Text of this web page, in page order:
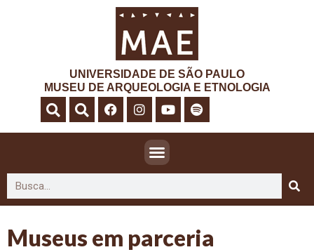
UNIVERSIDADE DE SÃO PAULO
MUSEU DE ARQUEOLOGIA E ETNOLOGIA
Museus em parceria